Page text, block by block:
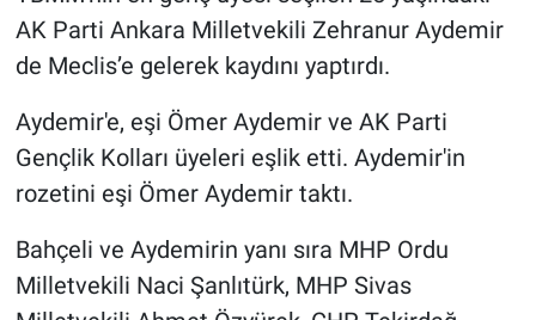
AK Parti Ankara Milletvekili Zehranur Aydemir
de Meclis’e gelerek kaydını yaptırdı.
Aydemir'e, eşi Ömer Aydemir ve AK Parti
Gençlik Kolları üyeleri eşlik etti. Aydemir'in
rozetini eşi Ömer Aydemir taktı.
Bahçeli ve Aydemirin yanı sıra MHP Ordu
Milletvekili Naci Şanlıtürk, MHP Sivas